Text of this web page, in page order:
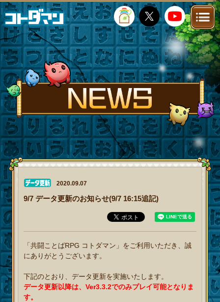
TOP STORY NEWS
FANKIT FAQ
2020.09.07
9/7 データ更新のお知らせ(9/7 16:15追記)
「共闘ことばRPG コトダマン」をご利用いただき、誠
にありがとうございます。
下記のとおり、データ更新を実施いたします。
データ更新以降は、Ver3.3.2でのみプレイ可能となりま
す。